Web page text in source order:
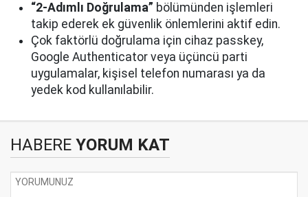
“2-Adımlı Doğrulama” bölümünden işlemleri
takip ederek ek güvenlik önlemlerini aktif edin.
Çok faktörlü doğrulama için cihaz passkey,
Google Authenticator veya üçüncü parti
uygulamalar, kişisel telefon numarası ya da
yedek kod kullanılabilir.
HABERE YORUM KAT